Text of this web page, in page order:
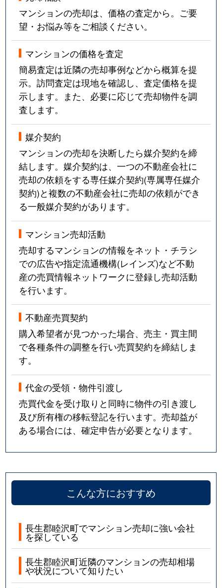
マンションの売却は、価格の査定から。ご要
望・お悩み等をご相談ください。
マンションの価格を査定
簡易査定は近隣の売却事例などから概算を提
示。訪問査定は現地を確認し、査定価格を提
示します。また、必要に応じて売却物件を調
査します。
媒介契約
マンションの売却を決断したら媒介契約を締
結します。媒介契約は、一つの不動産会社に
売却の依頼をする専任媒介契約(専属専任媒介
契約)と複数の不動産会社に売却の依頼ができ
る一般媒介契約があります。
マンション売却活動
売却するマンションの情報をネット・チラシ
での広告や指定流通機構(レインズ)など不動
産の売買情報ネットワークに登録し売却活動
を行います。
不動産売買契約
購入希望者が見つかった場合、売主・買主間
で各種条件の調整を行い売買契約を締結しま
す。
代金の受領・物件引渡し
売買代金を受け取りと同時に物件の引き渡し
及び所有権の移転登記を行います。売却益が
ある場合には、確定申告が必要となります。
こんな方におすすめ
長生郡睦沢町でマンション売却に強い会社
を探している
長生郡睦沢町近隣のマンションの売却相場
や状況について知りたい